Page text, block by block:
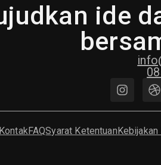
ide
KontakFAQSyarat Ketentuan